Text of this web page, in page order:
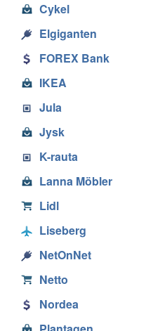
Cykel
Elgiganten
FOREX Bank
IKEA
Jula
Jysk
K-rauta
Lanna Möbler
Lidl
Liseberg
NetOnNet
Netto
Nordea